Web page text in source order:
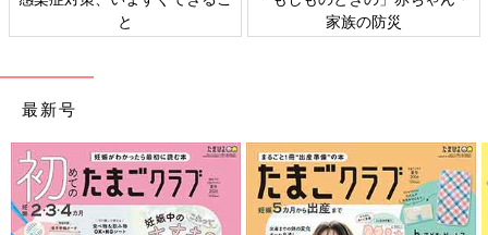
と
家族の防災
最新号